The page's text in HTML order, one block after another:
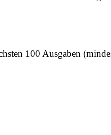
100 Ausgaben